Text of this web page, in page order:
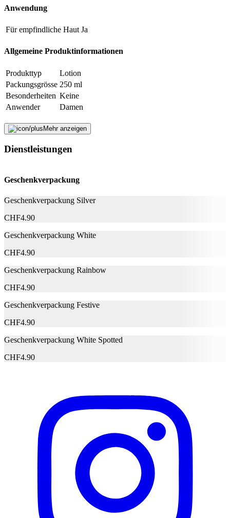
Anwendung
Für empfindliche Haut Ja
Allgemeine Produktinformationen
Produkttyp
Lotion
Packungsgrösse 250 ml
Besonderheiten Keine
Anwender
Damen
Nachhaltigkeit
Natürlich Leben Keine Besonderheiten
Herstellernummer
6062261
Herstellergarantie
Beschreibung
E-Mail-Adresse (optional)
Falsche Daten melden
Mehr anzeigen
Dienstleistungen
Geschenkverpackung
Geschenkverpackung Silver
CHF4.90
Geschenkverpackung White
CHF4.90
Geschenkverpackung Rainbow
CHF4.90
Geschenkverpackung Festive
CHF4.90
Geschenkverpackung White Spotted
CHF4.90